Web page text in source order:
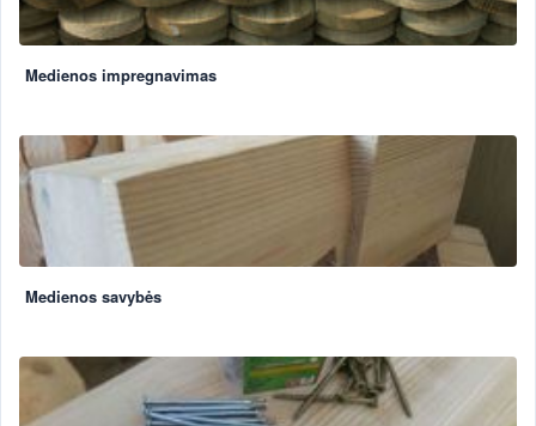
Medienos impregnavimas
Medienos savybės